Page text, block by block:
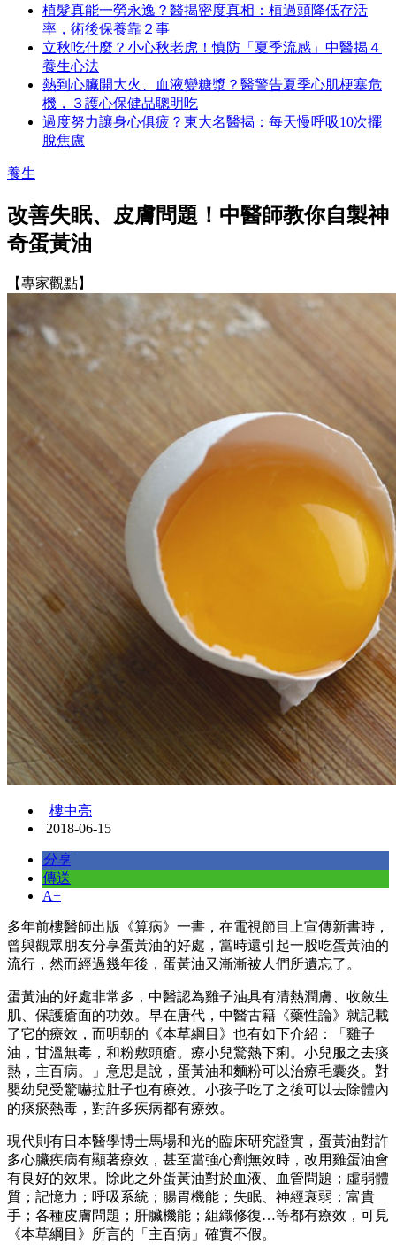
植髮真能一勞永逸？醫揭密度真相：植過頭降低存活
率，術後保養靠２事
立秋吃什麼？小心秋老虎！慎防「夏季流感」中醫揭４
養生心法
熱到心臟開大火、血液變糖漿？醫警告夏季心肌梗塞危
機，３護心保健品聰明吃
過度努力讓身心俱疲？東大名醫揭：每天慢呼吸10次擺
脫焦慮
養生
改善失眠、皮膚問題！中醫師教你自製神
奇蛋黃油
【專家觀點】
樓中亮
2018-06-15
分享
傳送
A+
多年前樓醫師出版《算病》一書，在電視節目上宣傳新書時，
曾與觀眾朋友分享蛋黃油的好處，當時還引起一股吃蛋黃油的
流行，然而經過幾年後，蛋黃油又漸漸被人們所遺忘了。
蛋黃油的好處非常多，中醫認為雞子油具有清熱潤膚、收斂生
肌、保護瘡面的功效。早在唐代，中醫古籍《藥性論》就記載
了它的療效，而明朝的《本草綱目》也有如下介紹：「雞子
油，甘溫無毒，和粉敷頭瘡。療小兒驚熱下痢。小兒服之去痰
熱，主百病。」意思是說，蛋黃油和麵粉可以治療毛囊炎。對
嬰幼兒受驚嚇拉肚子也有療效。小孩子吃了之後可以去除體內
的痰瘀熱毒，對許多疾病都有療效。
現代則有日本醫學博士馬場和光的臨床研究證實，蛋黃油對許
多心臟疾病有顯著療效，甚至當強心劑無效時，改用雞蛋油會
有良好的效果。除此之外蛋黃油對於血液、血管問題；虛弱體
質；記憶力；呼吸系統；腸胃機能；失眠、神經衰弱；富貴
手；各種皮膚問題；肝臟機能；組織修復…等都有療效，可見
《本草綱目》所言的「主百病」確實不假。